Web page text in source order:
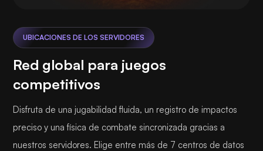
UBICACIONES DE LOS SERVIDORES
Red global para juegos
competitivos
Disfruta de una jugabilidad fluida, un registro de impactos
preciso y una física de combate sincronizada gracias a
nuestros servidores. Elige entre más de 7 centros de datos